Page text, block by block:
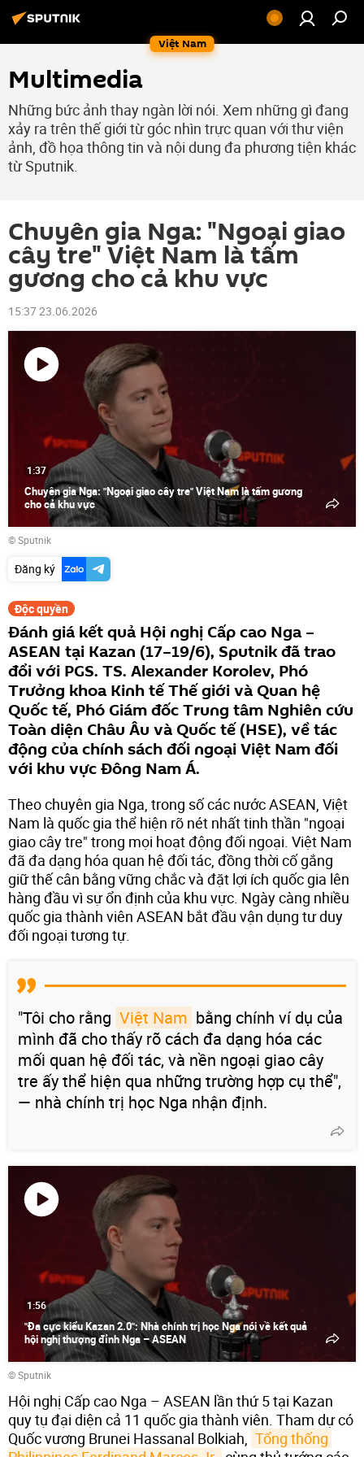
Việt Nam
Multimedia
Những bức ảnh thay ngàn lời nói. Xem những gì đang
xảy ra trên thế giới từ góc nhìn trực quan với thư viện
ảnh, đồ họa thông tin và nội dung đa phương tiện khác
từ Sputnik.
Chuyên gia Nga: "Ngoại giao
cây tre" Việt Nam là tấm
gương cho cả khu vực
15:37 23.06.2026
Chuyên gia Nga: "Ngoại giao cây tre" Việt Nam là tấm gương
cho cả khu vực
1:37
© Sputnik
Đăng ký
Độc quyền
Đánh giá kết quả Hội nghị Cấp cao Nga –
ASEAN tại Kazan (17–19/6), Sputnik đã trao
đổi với PGS. TS. Alexander Korolev, Phó
Trưởng khoa Kinh tế Thế giới và Quan hệ
Quốc tế, Phó Giám đốc Trung tâm Nghiên cứu
Toàn diện Châu Âu và Quốc tế (HSE), về tác
động của chính sách đối ngoại Việt Nam đối
với khu vực Đông Nam Á.
Theo chuyên gia Nga, trong số các nước ASEAN, Việt
Nam là quốc gia thể hiện rõ nét nhất tinh thần "ngoại
giao cây tre" trong mọi hoạt động đối ngoại. Việt Nam
đã đa dạng hóa quan hệ đối tác, đồng thời cố gắng
giữ thế cân bằng vững chắc và đặt lợi ích quốc gia lên
hàng đầu vì sự ổn định của khu vực. Ngày càng nhiều
quốc gia thành viên ASEAN bắt đầu vận dụng tư duy
đối ngoại tương tự.
"Tôi cho rằng Việt Nam bằng chính ví dụ của
mình đã cho thấy rõ cách đa dạng hóa các
mối quan hệ đối tác, và nền ngoại giao cây
tre ấy thể hiện qua những trường hợp cụ thể",
— nhà chính trị học Nga nhận định.
"Đa cực kiểu Kazan 2.0": Nhà chính trị học Nga nói về kết quả
hội nghị thượng đỉnh Nga – ASEAN
1:56
© Sputnik
Hội nghị Cấp cao Nga – ASEAN lần thứ 5 tại Kazan
quy tụ đại diện cả 11 quốc gia thành viên. Tham dự có
Quốc vương Brunei Hassanal Bolkiah, Tổng thống